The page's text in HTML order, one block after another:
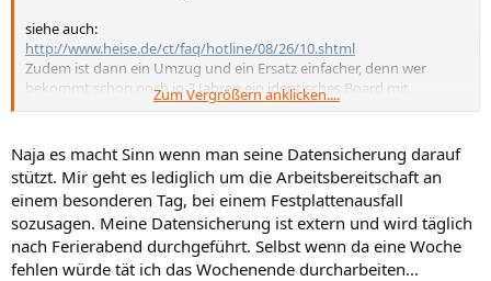
siehe auch:
http://www.heise.de/ct/faq/hotline/08/26/10.shtml
Zudem ist dann ein Umzug und ein Ersatz einfacher, denn wer
bekommt schon noch in 3 Jahren ein identisches Board mit
passendem onBoard-RAID-Controller.
OnBoard-Grafikkarte reicht völlig, warum sonst sind nahezu alle
Server-Boards damit ausgestattet?
Notfalls kannst du dann immer noch eine stecken, falls diese
tatsächlich ausfallen sollte, was aber sehr unwahrscheinlich ist.
Zum Vergrößern anklicken....
Naja es macht Sinn wenn man seine Datensicherung darauf
stützt. Mir geht es lediglich um die Arbeitsbereitschaft an
einem besonderen Tag, bei einem Festplattenausfall
sozusagen. Meine Datensicherung ist extern und wird täglich
nach Ferierabend durchgeführt. Selbst wenn da eine Woche
fehlen würde tät ich das Wochenende durcharbeiten...